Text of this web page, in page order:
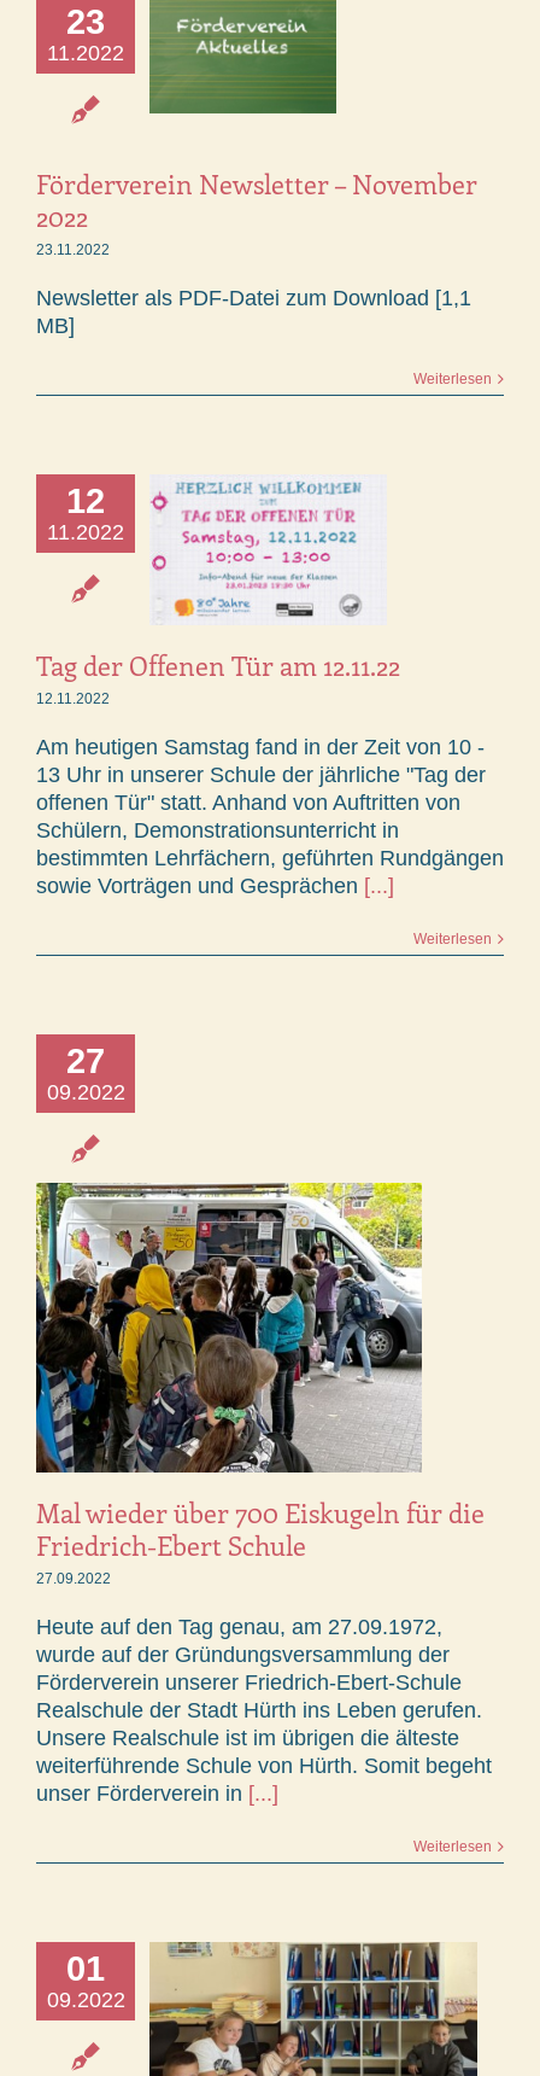
23
11.2022
Förderverein Newsletter – November
2022
23.11.2022
Newsletter als PDF-Datei zum Download [1,1
MB]
Weiterlesen
12
11.2022
Tag der Offenen Tür am 12.11.22
12.11.2022
Am heutigen Samstag fand in der Zeit von 10 -
13 Uhr in unserer Schule der jährliche "Tag der
offenen Tür" statt. Anhand von Auftritten von
Schülern, Demonstrationsunterricht in
bestimmten Lehrfächern, geführten Rundgängen
sowie Vorträgen und Gesprächen [...]
Weiterlesen
27
09.2022
Mal wieder über 700 Eiskugeln für die
Friedrich-Ebert Schule
27.09.2022
Heute auf den Tag genau, am 27.09.1972,
wurde auf der Gründungsversammlung der
Förderverein unserer Friedrich-Ebert-Schule
Realschule der Stadt Hürth ins Leben gerufen.
Unsere Realschule ist im übrigen die älteste
weiterführende Schule von Hürth. Somit begeht
unser Förderverein in [...]
Weiterlesen
01
09.2022